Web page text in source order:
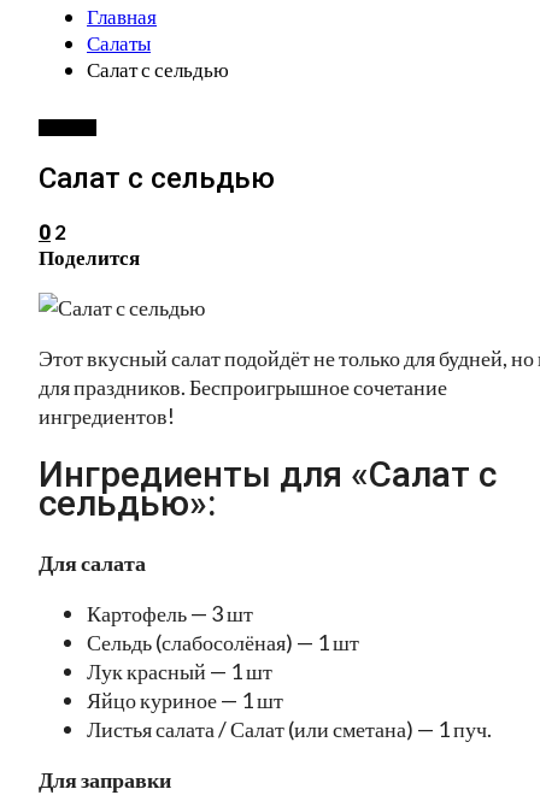
Главная
Салаты
Салат с сельдью
Салат с сельдью
0 2
Поделится
Этот вкусный салат подойдёт не только для будней, но
для праздников. Беспроигрышное сочетание
ингредиентов!
Ингредиенты для «Салат с
сельдью»:
Для салата
Картофель — 3 шт
Сельдь (слабосолёная) — 1 шт
Лук красный — 1 шт
Яйцо куриное — 1 шт
Листья салата / Салат (или сметана) — 1 пуч.
Для заправки